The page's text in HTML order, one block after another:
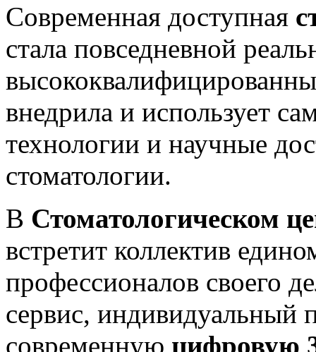
Современная доступная
стала повседневной
внедрила и использует
технологии и научные
стоматологии.
В Стоматологическом
встретит коллектив
профессионалов своего
сервис, индивидуальный
современную цифровую